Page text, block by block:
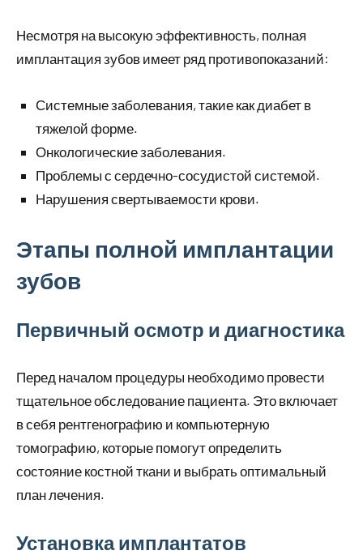
Несмотря на высокую эффективность, полная
имплантация зубов имеет ряд противопоказаний:
Системные заболевания, такие как диабет в
тяжелой форме.
Онкологические заболевания.
Проблемы с сердечно-сосудистой системой.
Нарушения свертываемости крови.
Этапы полной имплантации
зубов
Первичный осмотр и диагностика
Перед началом процедуры необходимо провести
тщательное обследование пациента. Это включает
в себя рентгенографию и компьютерную
томографию, которые помогут определить
состояние костной ткани и выбрать оптимальный
план лечения.
Установка имплантатов